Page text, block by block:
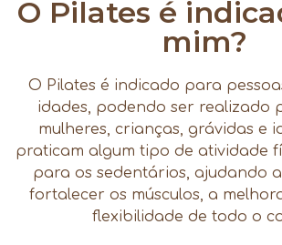
O Pilates é
mim?
O Pilates é indicado para
idades, podendo ser realizado
mulheres, crianças, grávidas e
praticam algum tipo de atividade
para os sedentários, ajudando
fortalecer os músculos, a
flexibilidade de todo o